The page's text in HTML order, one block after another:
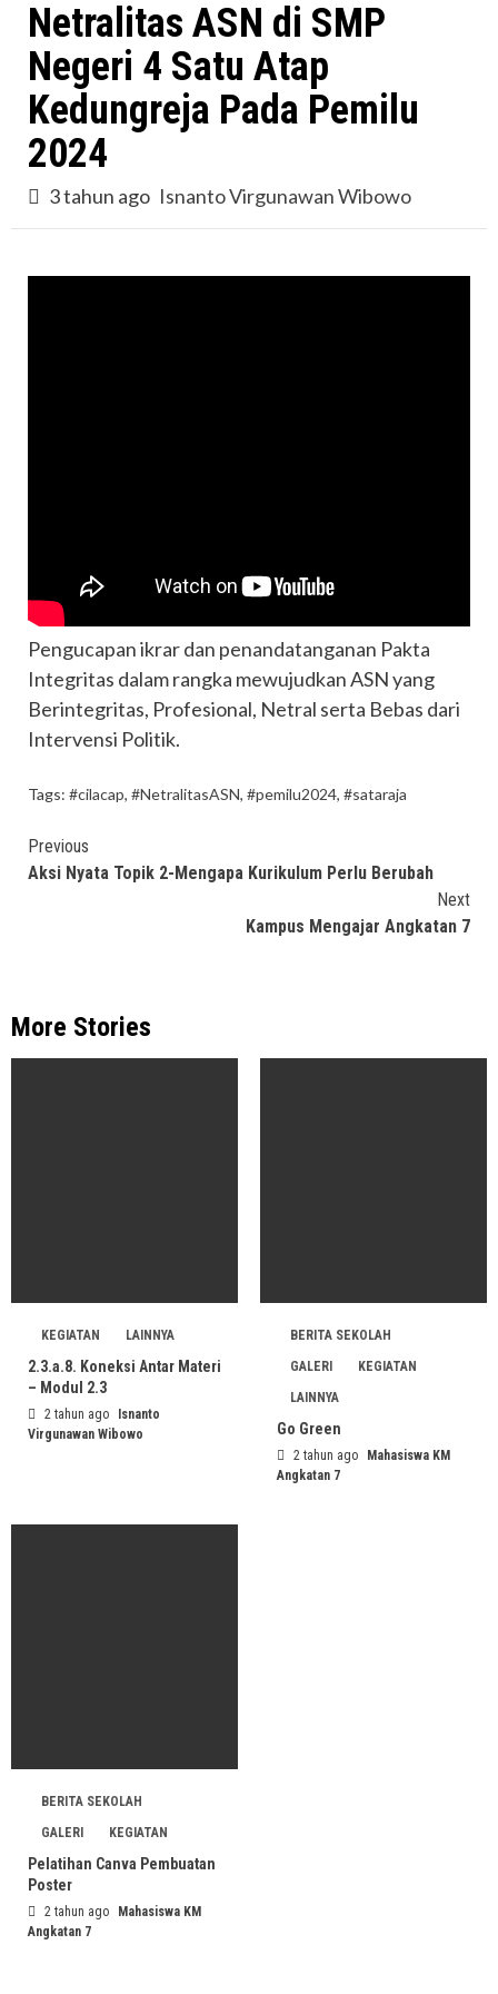
Netralitas ASN di SMP
Negeri 4 Satu Atap
Kedungreja Pada Pemilu
2024
3 tahun ago Isnanto Virgunawan Wibowo
Pengucapan ikrar dan penandatanganan Pakta
Integritas dalam rangka mewujudkan ASN yang
Berintegritas, Profesional, Netral serta Bebas dari
Intervensi Politik.
Tags: #cilacap, #NetralitasASN, #pemilu2024, #sataraja
Continue
Reading
Previous
Aksi Nyata Topik 2-Mengapa Kurikulum Perlu Berubah
Next
Kampus Mengajar Angkatan 7
More Stories
KEGIATAN LAINNYA
2.3.a.8. Koneksi Antar Materi
– Modul 2.3
2 tahun ago
Isnanto
Virgunawan Wibowo
BERITA SEKOLAH
GALERI
KEGIATAN
LAINNYA
Go Green
2 tahun ago
Mahasiswa KM
Angkatan 7
BERITA SEKOLAH
GALERI
KEGIATAN
Pelatihan Canva Pembuatan
Poster
2 tahun ago
Mahasiswa KM
Angkatan 7